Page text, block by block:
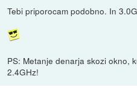
Tebi priporocam podobno. In
PS: Metanje denarja skozi okno,
2.4GHz!